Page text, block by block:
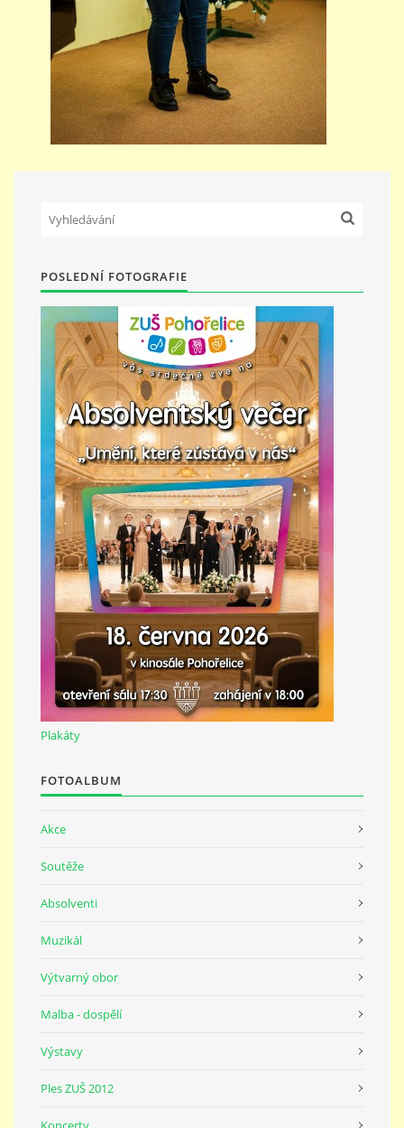
POSLEDNÍ FOTOGRAFIE
Plakáty
FOTOALBUM
Akce
Soutěže
Absolventi
Muzikál
Výtvarný obor
Malba - dospělí
Výstavy
Ples ZUŠ 2012